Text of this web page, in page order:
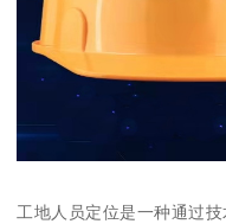
工地人员定位是一种通过